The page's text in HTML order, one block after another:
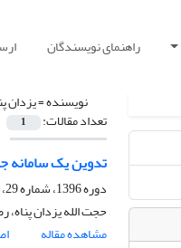
راهنمای نویسندگان
نویسنده =یزدان
تعداد مقالات: 1
تدوین یک سامانه
دوره 1396، شماره 29، بهار 1396، صفحه
حجت الله یزدان پناه،
مشاهده مقاله